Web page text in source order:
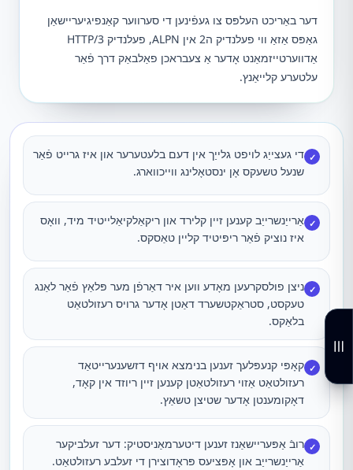
דער באַריכט העלפּס צו געפֿינען די סערווער קאַנפיגיעריישאַן
גאַפּס אַזאַ ווי פעלנדיק ה2 אין ALPN, פעלנדיק HTTP/3
אַדווערטייזמאַנט אָדער אַ צעבראכן פאַלבאַק דרך פֿאַר
עלטערע קלייאַנץ.
✓ די געצייַג לויפט גלייַך אין דעם בלעטערער און איז גרייט פֿאַר
שנעל טשעקס אָן ינסטאָלינג ווייכווארג.
✓ אַרייַנשרייַב קענען זיין קלירד און ריקאַלקיאַלייטיד מיד, וואָס
איז נוציק פֿאַר ריפּיטיד קליין טאַסקס.
✓ ניצן פולסקרעען מאָדע ווען איר דאַרפֿן מער פּלאַץ פֿאַר לאַנג
טעקסט, סטראַקטשערד דאַטן אָדער גרויס רעזולטאַט
בלאַקס.
✓ קאָפּי קנעפּלעך זענען בנימצא אויף דזשענערייטאַד
רעזולטאַט אַזוי רעזולטאַטן קענען זיין ריוזד אין קאָד,
דאָקומענטן אָדער שטיצן טשאַץ.
✓ רובֿ אַפּעריישאַנז זענען דיטערמאַניסטיק: דער זעלביקער
אַרייַנשרייַב און אָפּציעס פּראָדוצירן די זעלבע רעזולטאַט.